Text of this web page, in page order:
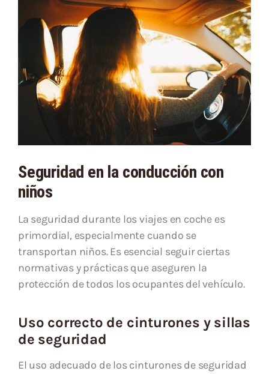
Seguridad en la conducción con
niños
La seguridad durante los viajes en coche es
primordial, especialmente cuando se
transportan niños. Es esencial seguir ciertas
normativas y prácticas que aseguren la
protección de todos los ocupantes del vehículo.
Uso correcto de cinturones y sillas
de seguridad
El uso adecuado de los cinturones de seguridad